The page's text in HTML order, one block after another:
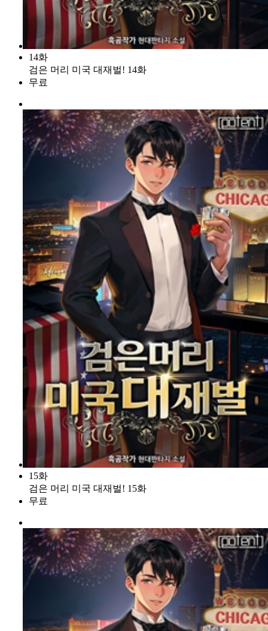
14화
검은 머리 미국 대재벌! 14화
무료
15화
검은 머리 미국 대재벌! 15화
무료